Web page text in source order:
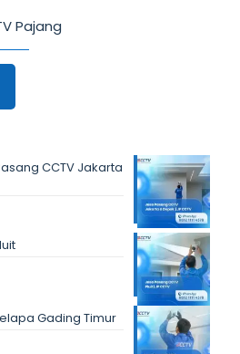
Pajang
CCTV Jakarta
Gading Timur